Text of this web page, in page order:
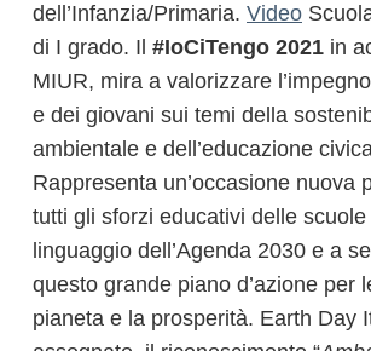
dell’Infanzia/Primaria. Video
di I grado. Il #IoCiTengo 2021 in
MIUR, mira a valorizzare
e dei giovani sui temi della
ambientale e dell’educazione
Rappresenta un’occasione nuova
tutti gli sforzi educativi delle
linguaggio dell’Agenda 2030 e a
questo grande piano d’azione per
pianeta e la prosperità. Earth Day